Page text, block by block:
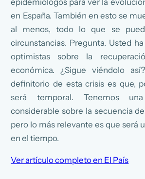
epidemiólogos para ver la
en España. También en esto se
al menos, todo lo que se
circunstancias. Pregunta. Usted
optimistas sobre la
económica. ¿Sigue viéndolo
definitorio de esta crisis es que,
será temporal. Tenemos una
considerable sobre la secuencia
pero lo más relevante es que será
en el tiempo.
Ver artículo completo en El País